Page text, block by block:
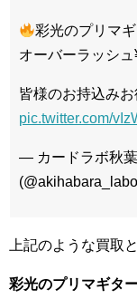
彩光のプリマ
オーバーラッシュ
皆様のお持込みお
pic.twitter.com/
— カードラボ秋
上記のような買取
彩光のプリマギタ